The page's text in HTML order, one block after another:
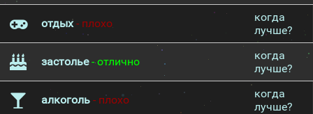
отдых- плохо
когда
лучше?
застолье- отлично
когда
лучше?
алкоголь - плохо
когда
лучше?